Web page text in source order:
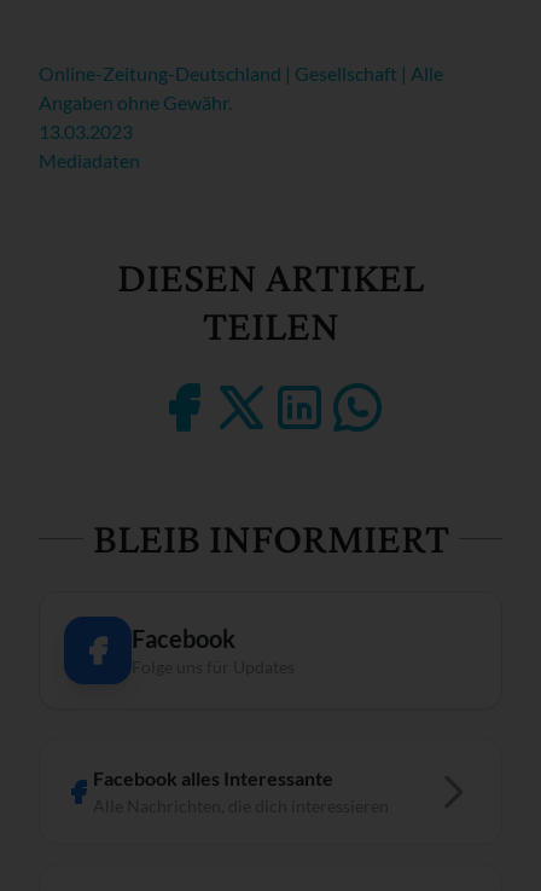
Online-Zeitung-Deutschland | Gesellschaft | Alle
Angaben ohne Gewähr.
13.03.2023
Mediadaten
DIESEN ARTIKEL
TEILEN
BLEIB INFORMIERT
Facebook
Facebook alles Interessante